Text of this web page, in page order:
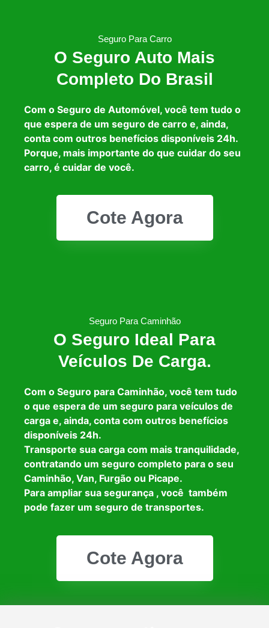
Seguro Para Carro
O Seguro Auto Mais
Completo Do Brasil
Com o Seguro de Automóvel, você tem tudo o
que espera de um seguro de carro e, ainda,
conta com outros benefícios disponíveis 24h.
Porque, mais importante do que cuidar do seu
carro, é cuidar de você.
Cote Agora
Seguro Para Caminhão
O Seguro Ideal Para
Veículos De Carga.
Com o Seguro para Caminhão, você tem tudo
o que espera de um seguro para veículos de
carga e, ainda, conta com outros benefícios
disponíveis 24h.
Transporte sua carga com mais tranquilidade,
contratando um seguro completo para o seu
Caminhão, Van, Furgão ou Picape.
Para ampliar sua segurança , você também
pode fazer um seguro de transportes.
Cote Agora